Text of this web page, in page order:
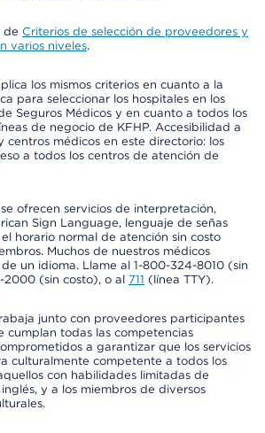
de Criterios de selección de proveedores y
varios niveles.
los mismos criterios en cuanto a la
para seleccionar los hospitales en los
Seguros Médicos y en cuanto a todos los
de negocio de KFHP. Accesibilidad a
centros médicos en este directorio: los
a todos los centros de atención de
ofrecen servicios de interpretación,
Sign Language, lenguaje de señas
horario normal de atención sin costo
Muchos de nuestros médicos
un idioma. Llame al 1-800-324-8010 (sin
2000 (sin costo), o al 711 (línea TTY).
junto con proveedores participantes
cumplan todas las competencias
a garantizar que los servicios
culturalmente competente a todos los
con habilidades limitadas de
y a los miembros de diversos